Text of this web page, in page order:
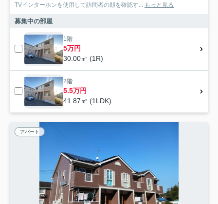
TVインターホンを使用して訪問者の顔を確認す... もっと見る
募集中の部屋
1階
5万円
30.00㎡ (1R)
2階
5.5万円
41.87㎡ (1LDK)
アパート